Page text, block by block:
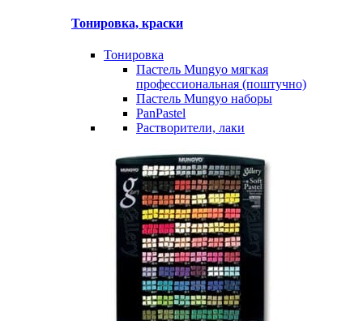
Тонировка, краски
Тонировка
Пастель Mungyo мягкая
профессиональная (поштучно)
Пастель Mungyo наборы
PanPastel
Растворители, лаки